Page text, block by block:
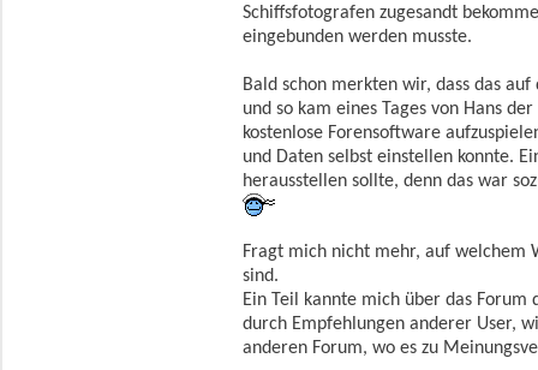
Schiffsfotografen zugesandt
eingebunden werden musste.
Bald schon merkten wir, dass das
und so kam eines Tages von Hans
kostenlose Forensoftware
und Daten selbst einstellen konnte.
herausstellen sollte, denn das war
Fragt mich nicht mehr, auf welchem
sind.
Ein Teil kannte mich über das
durch Empfehlungen anderer User,
anderen Forum, wo es zu